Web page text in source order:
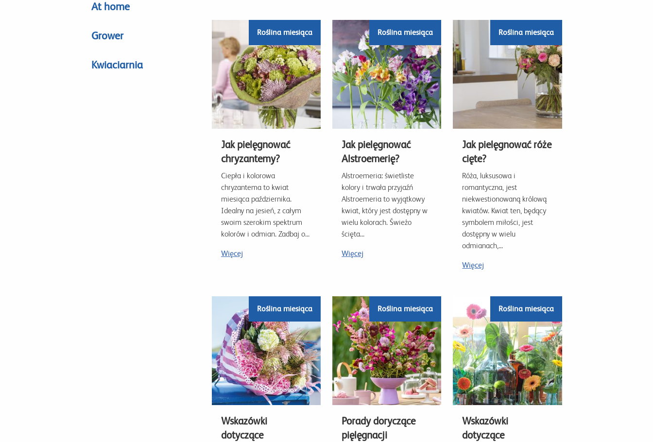
At home
Grower
Kwiaciarnia
Roślina miesiąca
Jak pielęgnować
chryzantemy?
Ciepła i kolorowa
chryzantema to kwiat
miesiąca października.
Idealny na jesień, z całym
swoim szerokim spektrum
kolorów i odmian. Zadbaj o...
Więcej
Roślina miesiąca
Jak pielęgnować
Alstroemerię?
Alstroemeria: świetliste
kolory i trwała przyjaźń
Alstroemeria to wyjątkowy
kwiat, który jest dostępny w
wielu kolorach. Świeżo
ścięta...
Więcej
Roślina miesiąca
Jak pielęgnować róże
cięte?
Róża, luksusowa i
romantyczna, jest
niekwestionowaną królową
kwiatów. Kwiat ten, będący
symbolem miłości, jest
dostępny w wielu
odmianach,...
Więcej
Roślina miesiąca
Wskazówki
dotyczące
Roślina miesiąca
Porady doryczące
pięlęgnacji
Roślina miesiąca
Wskazówki
dotyczące